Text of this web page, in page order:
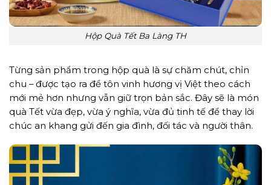
Hộp Quà Tết Ba Làng TH
Từng sản phẩm trong hộp quà là sự chăm chút, chỉn
chu – được tạo ra để tôn vinh hương vị Việt theo cách
mới mẻ hơn nhưng vẫn giữ trọn bản sắc. Đây sẽ là món
quà Tết vừa đẹp, vừa ý nghĩa, vừa đủ tinh tế để thay lời
chúc an khang gửi đến gia đình, đối tác và người thân.